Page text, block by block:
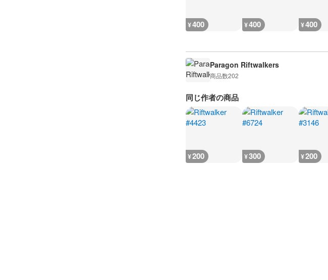
¥400 ¥400 ¥400
Paragon Riftwalkers
商品数202
同じ作者の商品
¥200 ¥300 ¥200